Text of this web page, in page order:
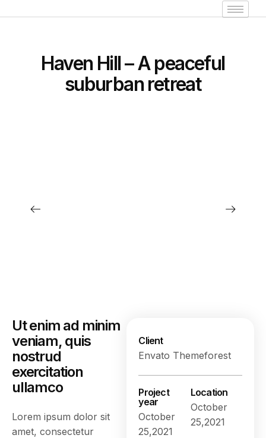
Haven Hill – A peaceful
suburban retreat
Ut enim ad minim
veniam, quis
nostrud
exercitation
ullamco
Lorem ipsum dolor sit
amet, consectetur
Client
Envato Themeforest
Project
year
October
25,2021
Location
October
25,2021